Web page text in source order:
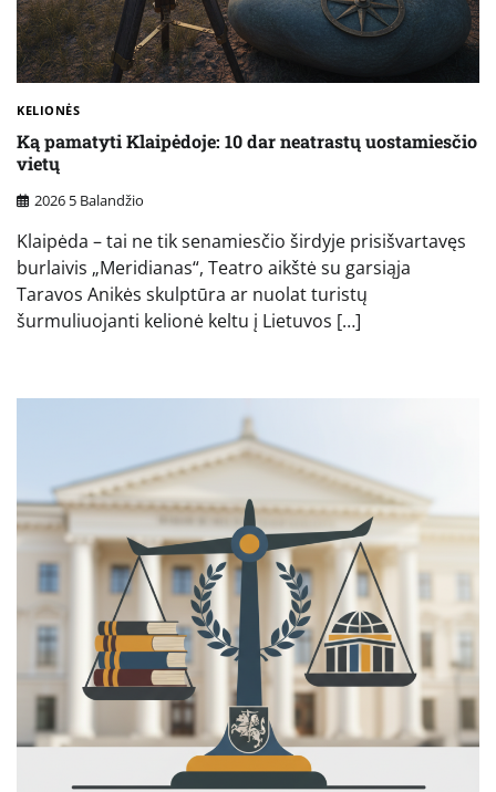
KELIONĖS
Ką pamatyti Klaipėdoje: 10 dar neatrastų uostamiesčio
vietų
2026 5 Balandžio
Klaipėda – tai ne tik senamiesčio širdyje prisišvartavęs
burlaivis „Meridianas“, Teatro aikštė su garsiąja
Taravos Anikės skulptūra ar nuolat turistų
šurmuliuojanti kelionė keltu į Lietuvos […]